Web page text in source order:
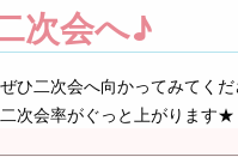
次会へ♪
ひ二次会へ向かってみてく
次会率がぐっと上がります★